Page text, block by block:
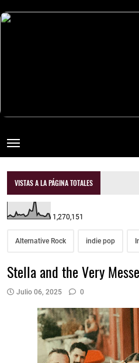
VISTAS A LA PÁGINA TOTALES
1,270,151
Alternative Rock indie pop
Stella and the Very
Julio 06, 2025 0